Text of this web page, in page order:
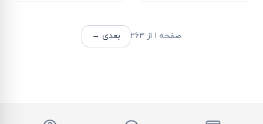
صفحه ۱ از ۲۶۴ بعدی →